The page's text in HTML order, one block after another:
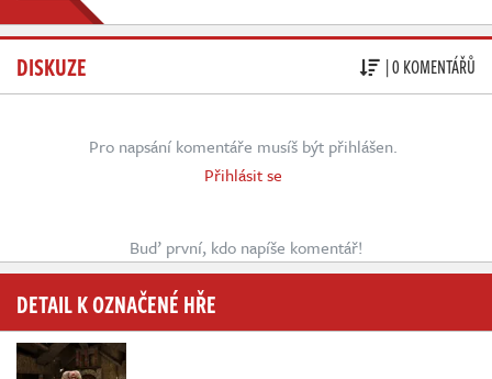
DISKUZE | 0 KOMENTÁŘŮ
Pro napsání komentáře musíš být přihlášen.
Přihlásit se
Buď první, kdo napíše komentář!
DETAIL K OZNAČENÉ HŘE